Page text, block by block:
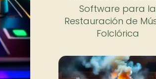
Software para la
Restauración de
Folclórica